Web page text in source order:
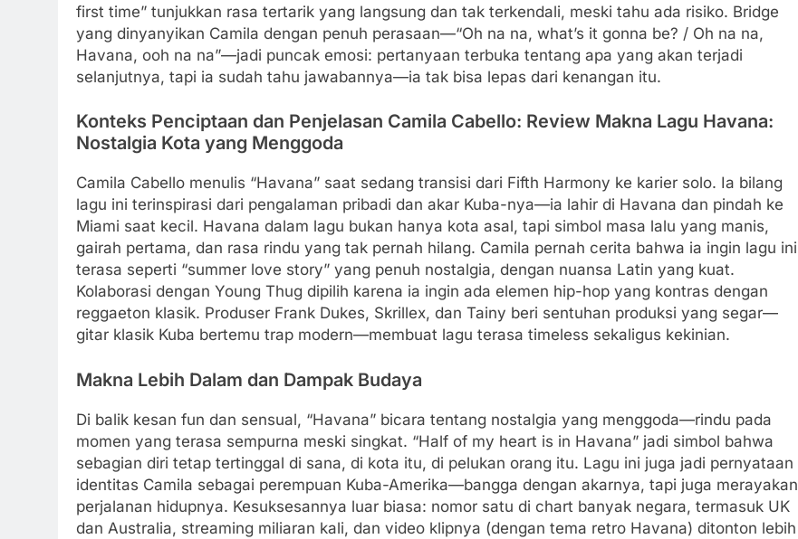
first time” tunjukkan rasa tertarik yang langsung dan tak terkendali, meski tahu ada risiko. Bridge
yang dinyanyikan Camila dengan penuh perasaan—“Oh na na, what’s it gonna be? / Oh na na,
Havana, ooh na na”—jadi puncak emosi: pertanyaan terbuka tentang apa yang akan terjadi
selanjutnya, tapi ia sudah tahu jawabannya—ia tak bisa lepas dari kenangan itu.
Konteks Penciptaan dan Penjelasan Camila Cabello: Review Makna Lagu Havana:
Nostalgia Kota yang Menggoda
Camila Cabello menulis “Havana” saat sedang transisi dari Fifth Harmony ke karier solo. Ia bilang
lagu ini terinspirasi dari pengalaman pribadi dan akar Kuba-nya—ia lahir di Havana dan pindah ke
Miami saat kecil. Havana dalam lagu bukan hanya kota asal, tapi simbol masa lalu yang manis,
gairah pertama, dan rasa rindu yang tak pernah hilang. Camila pernah cerita bahwa ia ingin lagu ini
terasa seperti “summer love story” yang penuh nostalgia, dengan nuansa Latin yang kuat.
Kolaborasi dengan Young Thug dipilih karena ia ingin ada elemen hip-hop yang kontras dengan
reggaeton klasik. Produser Frank Dukes, Skrillex, dan Tainy beri sentuhan produksi yang segar—
gitar klasik Kuba bertemu trap modern—membuat lagu terasa timeless sekaligus kekinian.
Makna Lebih Dalam dan Dampak Budaya
Di balik kesan fun dan sensual, “Havana” bicara tentang nostalgia yang menggoda—rindu pada
momen yang terasa sempurna meski singkat. “Half of my heart is in Havana” jadi simbol bahwa
sebagian diri tetap tertinggal di sana, di kota itu, di pelukan orang itu. Lagu ini juga jadi pernyataan
identitas Camila sebagai perempuan Kuba-Amerika—bangga dengan akarnya, tapi juga merayakan
perjalanan hidupnya. Kesuksesannya luar biasa: nomor satu di chart banyak negara, termasuk UK
dan Australia, streaming miliaran kali, dan video klipnya (dengan tema retro Havana) ditonton lebih